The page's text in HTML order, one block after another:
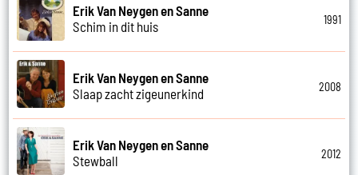
Erik Van Neygen en Sanne
Schim in dit huis
1991
Erik Van Neygen en Sanne
Slaap zacht zigeunerkind
2008
Erik Van Neygen en Sanne
Stewball
2012